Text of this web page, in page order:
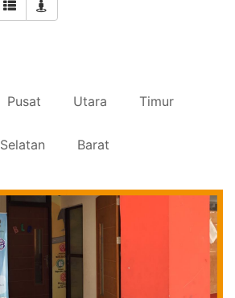
Pusat Utara Timur
Selatan Barat